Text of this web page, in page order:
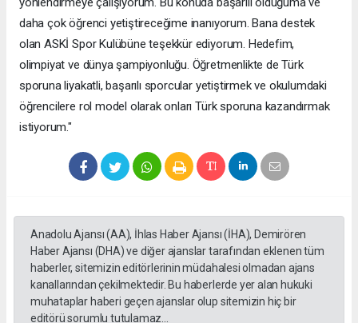
daha çok öğrenci yetiştireceğime inanıyorum. Bana destek
olan ASKİ Spor Kulübüne teşekkür ediyorum. Hedefim,
olimpiyat ve dünya şampiyonluğu. Öğretmenlikte de Türk
sporuna liyakatli, başarılı sporcular yetiştirmek ve okulumdaki
öğrencilere rol model olarak onları Türk sporuna kazandırmak
istiyorum."
Anadolu Ajansı (AA), İhlas Haber Ajansı (İHA), Demirören
Haber Ajansı (DHA) ve diğer ajanslar tarafından eklenen tüm
haberler, sitemizin editörlerinin müdahalesi olmadan ajans
kanallarından çekilmektedir. Bu haberlerde yer alan hukuki
muhataplar haberi geçen ajanslar olup sitemizin hiç bir
editörü sorumlu tutulamaz...